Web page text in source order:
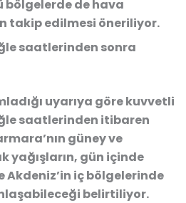
de hava
takip edilmesi öneriliyor.
saatlerinden sonra
uyarıya göre kuvvetli
saatlerinden itibaren
güney ve
yağışların, gün içinde
Akdeniz’in iç bölgelerinde
belirtiliyor.